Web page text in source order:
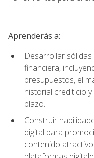
Aprenderás a:
Desarrollar
financiera,
presupuestos, el
historial crediticio
plazo.
Construir
digital para
contenido